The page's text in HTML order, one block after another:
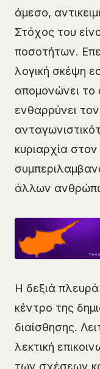
άμεσο,
Στόχος του
ποσοτήτων.
λογική σκέψη
απομονώνει το
ενθαρρύνει
κυριαρχία
άλλων
Η δεξιά
κέντρο της
διαίσθησης.
λεκτική